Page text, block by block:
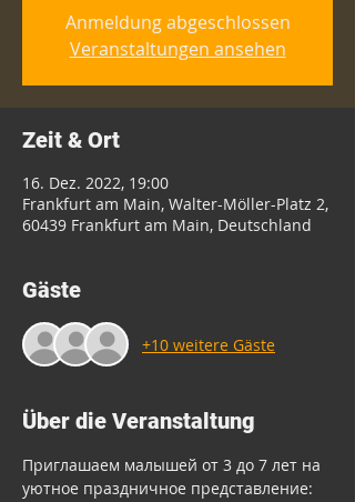
Anmeldung abgeschlossen
Veranstaltungen ansehen
Zeit & Ort
16. Dez. 2022, 19:00
Frankfurt am Main, Walter-Möller-Platz 2,
60439 Frankfurt am Main, Deutschland
Gäste
+10 weitere Gäste
Über die Veranstaltung
Приглашаем малышей от 3 до 7 лет на
уютное праздничное представление: